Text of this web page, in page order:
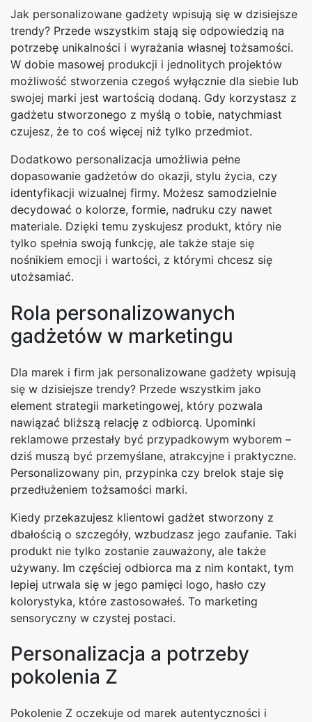
Jak personalizowane gadżety wpisują się w dzisiejsze
trendy? Przede wszystkim stają się odpowiedzią na
potrzebę unikalności i wyrażania własnej tożsamości.
W dobie masowej produkcji i jednolitych projektów
możliwość stworzenia czegoś wyłącznie dla siebie lub
swojej marki jest wartością dodaną. Gdy korzystasz z
gadżetu stworzonego z myślą o tobie, natychmiast
czujesz, że to coś więcej niż tylko przedmiot.
Dodatkowo personalizacja umożliwia pełne
dopasowanie gadżetów do okazji, stylu życia, czy
identyfikacji wizualnej firmy. Możesz samodzielnie
decydować o kolorze, formie, nadruku czy nawet
materiale. Dzięki temu zyskujesz produkt, który nie
tylko spełnia swoją funkcję, ale także staje się
nośnikiem emocji i wartości, z którymi chcesz się
utożsamiać.
Rola personalizowanych
gadżetów w marketingu
Dla marek i firm jak personalizowane gadżety wpisują
się w dzisiejsze trendy? Przede wszystkim jako
element strategii marketingowej, który pozwala
nawiązać bliższą relację z odbiorcą. Upominki
reklamowe przestały być przypadkowym wyborem –
dziś muszą być przemyślane, atrakcyjne i praktyczne.
Personalizowany pin, przypinka czy brelok staje się
przedłużeniem tożsamości marki.
Kiedy przekazujesz klientowi gadżet stworzony z
dbałością o szczegóły, wzbudzasz jego zaufanie. Taki
produkt nie tylko zostanie zauważony, ale także
używany. Im częściej odbiorca ma z nim kontakt, tym
lepiej utrwala się w jego pamięci logo, hasło czy
kolorystyka, które zastosowałeś. To marketing
sensoryczny w czystej postaci.
Personalizacja a potrzeby
pokolenia Z
Pokolenie Z oczekuje od marek autentyczności i